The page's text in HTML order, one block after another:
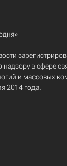
в сфере
и массовых
2014 года.